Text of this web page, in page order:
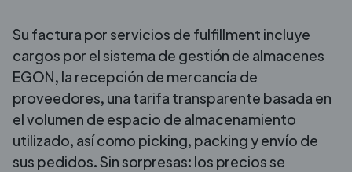
Su factura por servicios de fulfillment incluye
cargos por el sistema de gestión de almacenes
EGON, la recepción de mercancía de
proveedores, una tarifa transparente basada en
el volumen de espacio de almacenamiento
utilizado, así como picking, packing y envío de
sus pedidos. Sin sorpresas: los precios se